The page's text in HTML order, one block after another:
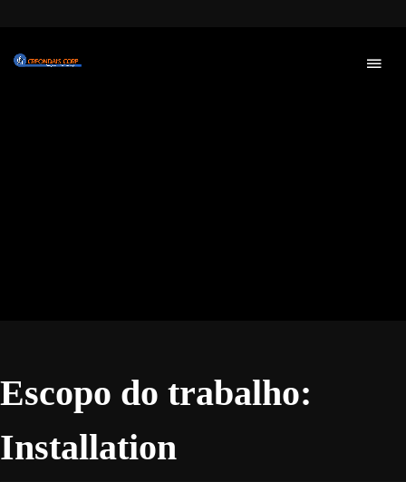
Escopo do trabalho:
Installation